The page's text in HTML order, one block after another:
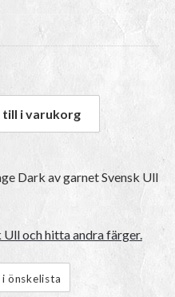
| 59020 Helsinge Dark
till i varukorg
Dark av garnetSvensk Ull
Ull och hitta andra färger.
önskelista